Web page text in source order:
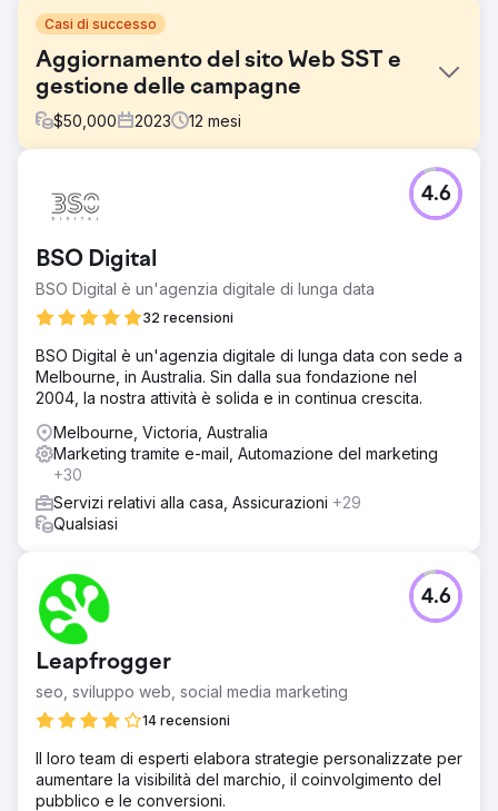
Casi di successo
Aggiornamento del sito Web SST e
gestione delle campagne
$50,000 2023 12 mesi
Site Skills Training (SST) necessitava di un sito web
moderno e automatizzato e di una gestione efficiente del
di 1 milione di dollari. L'azienda aveva bisogno di
integrare più sistemi, tra cui HubSpot e Axcelerate,
migliorando al contempo la gestione dei corsi e la
generazione di lead. Con oltre 300 corsi, SST ha cercato
di automatizzare le operazioni, aumentare le conversioni
e guidare la crescita dei ricavi, migliorando al contempo
l'efficienza del marketing multicanale.
Soluzione
È stato sviluppato un nuovo sito Web automatizzato con
integrazioni HubSpot e Axcelerate, semplificando la
gestione dei corsi. Sono state ottimizzate le campagne di
marketing digitale, cartaceo e outdoor, garantendo
un'allocazione strategica del budget. Un sistema
lead nurturing. Il sito Web è stato ricostruito con
automazione avanzata, riducendo lo sforzo manuale e
migliorando al contempo l'esperienza utente, rendendo
fluida la scoperta e l'iscrizione ai corsi.
Risultato
Il nuovo sito web e la strategia di marketing hanno portato
a un aumento del 200% delle conversioni, con un
incremento del fatturato del 14% anno su anno.
L'automazione ha ridotto il carico di lavoro, migliorando
l'efficienza interna. Il team di marketing esternalizzato di
SST ha ottimizzato il budget di 1 milione di $, garantendo
BSO Digital
BSO Digital è un'agenzia digitale di lunga data
32 recensioni
4.6
BSO Digital è un'agenzia digitale di lunga data con sede a
Melbourne, in Australia. Sin dalla sua fondazione nel
2004, la nostra attività è solida e in continua crescita.
Melbourne, Victoria, Australia
Marketing tramite e-mail, Automazione del marketing
+30
Servizi relativi alla casa, Assicurazioni +29
Qualsiasi
Leapfrogger
seo, sviluppo web, social media marketing
14 recensioni
4.6
Il loro team di esperti elabora strategie personalizzate per
aumentare la visibilità del marchio, il coinvolgimento del
pubblico e le conversioni.